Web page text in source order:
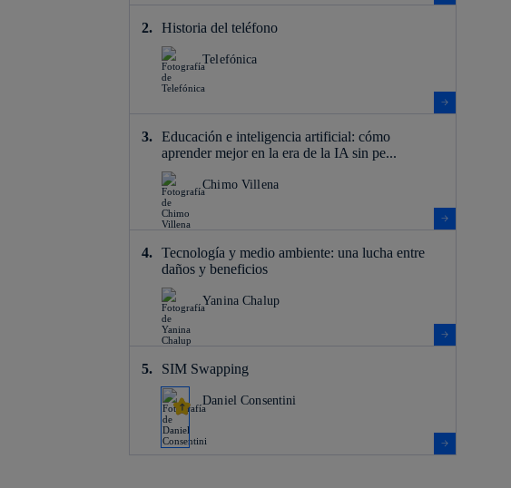
Historia del teléfono
Telefónica
Educación e inteligencia artificial: cómo
aprender mejor en la era de la IA sin pe...
Chimo Villena
Tecnología y medio ambiente: una lucha entre
daños y beneficios
Yanina Chalup
SIM Swapping
Daniel Consentini